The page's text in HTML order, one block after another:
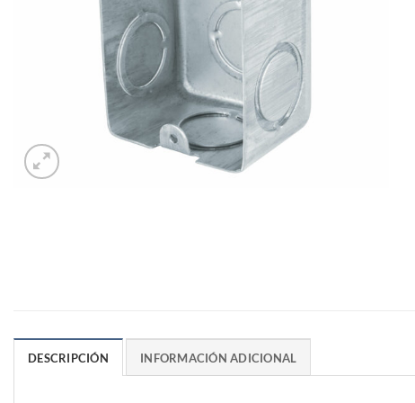
DESCRIPCIÓN INFORMACIÓN ADICIONAL